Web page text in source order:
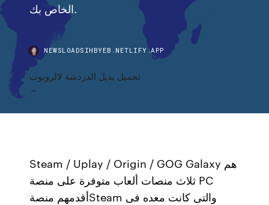
الخاص بك.
NEWSLOADSIHBYEB.NETLIFY.APP
تحميل بديل الدردشة لالروبوت
Steam / Uplay / Origin / GOG Galaxy هم
ثلاث منصات ألعاب متوفرة على منصة PC
أقدمهم منصةSteam والتى كانت معده فى